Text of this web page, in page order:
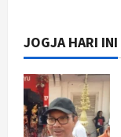
JOGJA HARI INI